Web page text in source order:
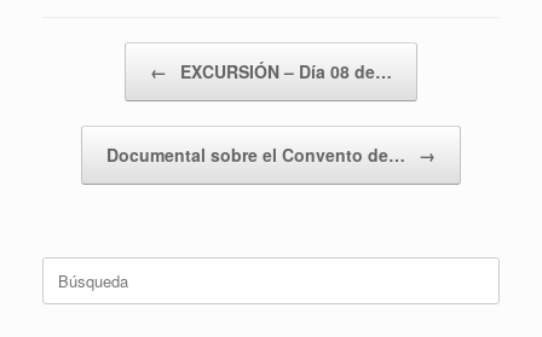
← EXCURSIÓN – Día 08 de…
Documental sobre el Convento de… →
Buscar: